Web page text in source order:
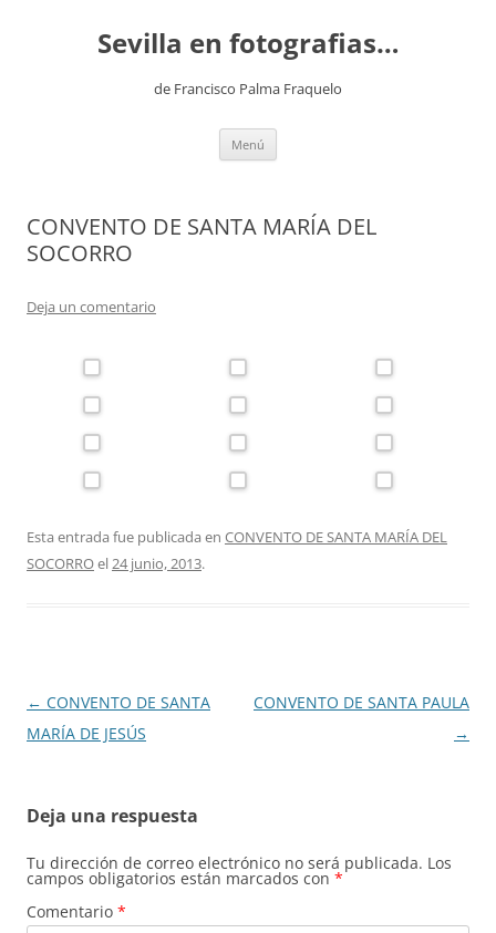
contenidoSevilla en fotografias…
de Francisco Palma Fraquelo
Menú
CONVENTO DE SANTA MARÍA DEL
SOCORRO
Deja un comentario
Esta entrada fue publicada en CONVENTO DE SANTA MARÍA DEL
SOCORROel24 junio, 2013.
Navegación
de
← CONVENTO DE SANTA
MARÍA DE JESÚS
CONVENTO DE SANTA PAULA
→
Deja una respuesta
Tu dirección de correo electrónico no será publicada. Los
campos obligatorios están marcados con *
Comentario *